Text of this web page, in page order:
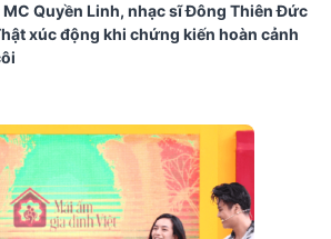
Quyền Linh, nhạc sĩ Đông Thiên Đức
xúc động khi chứng kiến hoàn cảnh